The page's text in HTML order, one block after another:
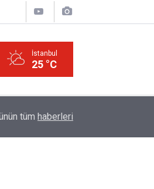
İstanbul
25 °C
kalplerimizi, yaratılışın hikmetini
tüm haberleri